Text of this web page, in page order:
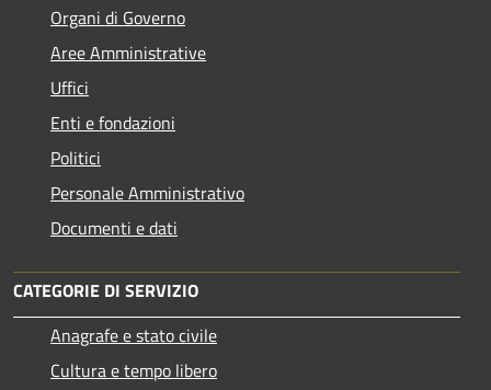
Organi di Governo
Aree Amministrative
Uffici
Enti e fondazioni
Politici
Personale Amministrativo
Documenti e dati
CATEGORIE DI SERVIZIO
Anagrafe e stato civile
Cultura e tempo libero